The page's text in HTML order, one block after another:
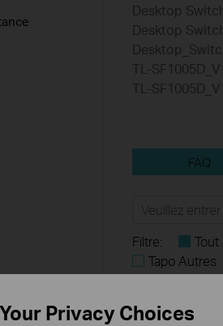
Desktop
Desktop
TL-
TL-
FAQ
Filtre: Tout
Tapo Autres
Your Privacy Choices